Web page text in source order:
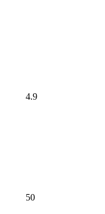
4.9
50